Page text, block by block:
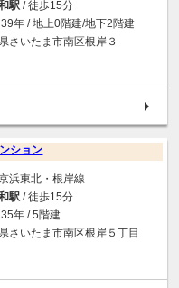
駅 / 徒歩15分
年 / 地上0階建/地下2階建
さいたま市南区根岸３
ション
浜東北・根岸線
駅 / 徒歩15分
年 / 5階建
さいたま市南区根岸５丁目